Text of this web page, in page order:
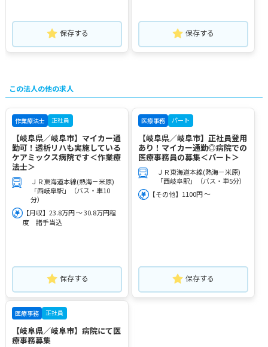
保存する 保存する
この法人の他の求人
作業療法士 正社員
【岐阜県／岐阜市】マイカー通
勤可！透析リハも実施している
ケアミックス病院です＜作業療
法士＞
ＪＲ東海道本線(熱海－米原)
「西岐阜駅」（バス・車10
分）
【月収】23.8万円 ～ 30.8万円程
度 諸手当込
保存する
医療事務 パート
【岐阜県／岐阜市】正社員登用
あり！マイカー通勤◎病院での
医療事務員の募集＜パート＞
ＪＲ東海道本線(熱海－米原)
「西岐阜駅」（バス・車5分）
【その他】1100円 ～
保存する
医療事務 正社員
【岐阜県／岐阜市】病院にて医
療事務募集